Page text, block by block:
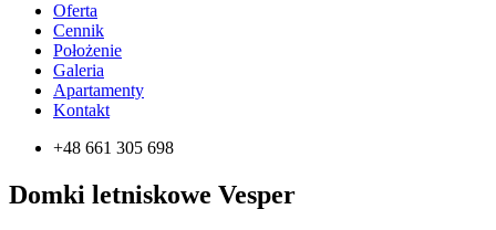
Oferta
Cennik
Położenie
Galeria
Apartamenty
Kontakt
+48 661 305 698
Domki letniskowe Vesper